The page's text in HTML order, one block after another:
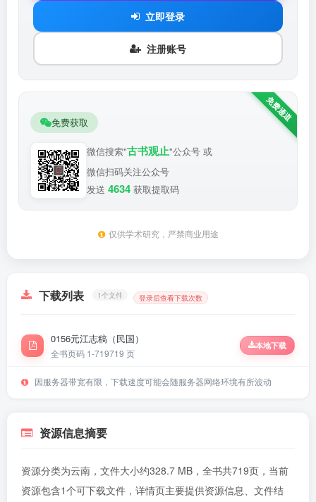
立即登录
注册账号
免费获取
微信搜索"古书观止"公众号 或
微信扫码关注公众号
发送 4634 获取提取码
仅供学术研究，严禁商业用途
下载列表 1个文件 登录后查看下载次数
0156元江志稿（民国）
全书页码 1-719719 页
本地下载
因服务器带宽有限，下载速度可能会随服务器网络环境有所波动
资源信息摘要
资源分类为云南，文件大小约328.7 MB，全书共719页，当前
资源包含1个可下载文件，详情页主要提供资源信息、文件结